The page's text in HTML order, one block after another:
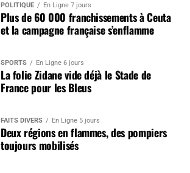
POLITIQUE En Ligne 7 jours
Plus de 60 000 franchissements à Ceuta
et la campagne française s’enflamme
SPORTS En Ligne 6 jours
La folie Zidane vide déjà le Stade de
France pour les Bleus
FAITS DIVERS En Ligne 5 jours
Deux régions en flammes, des pompiers
toujours mobilisés